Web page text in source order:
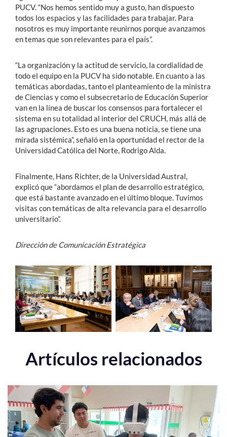
PUCV. “Nos hemos sentido muy a gusto, han dispuesto
todos los espacios y las facilidades para trabajar. Para
nosotros es muy importante reunirnos porque avanzamos
en temas que son relevantes para el país”.
“La organización y la actitud de servicio, la cordialidad de
todo el equipo en la PUCV ha sido notable. En cuanto a las
temáticas abordadas, tanto el planteamiento de la ministra
de Ciencias y como el subsecretario de Educación Superior
van en la línea de buscar los consensos para fortalecer el
sistema en su totalidad al interior del CRUCH, más allá de
las agrupaciones. Esto es una buena noticia, se tiene una
mirada sistémica”, señaló en la oportunidad el rector de la
Universidad Católica del Norte, Rodrigo Alda.
Finalmente, Hans Richter, de la Universidad Austral,
explicó que “abordamos el plan de desarrollo estratégico,
que está bastante avanzado en el último bloque. Tuvimos
visitas con temáticas de alta relevancia para el desarrollo
universitario”.
Dirección de Comunicación Estratégica
Artículos relacionados